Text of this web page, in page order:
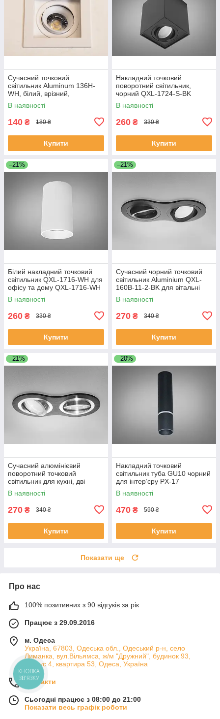
Сучасний точковий
світильник Aluminum 136H-
WH, білий, врізний,
поворотний 136H-WH
В наявності
140 ₴ 180 ₴
Купити
Накладний точковий
поворотний світильник,
чорний QXL-1724-S-BK
В наявності
260 ₴ 330 ₴
Купити
–21%
Білий накладний точковий
світильник QXL-1716-WH для
офісу та дому QXL-1716-WH
В наявності
260 ₴ 330 ₴
Купити
–21%
Сучасний чорний точковий
світильник Aluminium QXL-
160B-11-2-BK для вітальні
QXL-160B-11-2-BK
В наявності
270 ₴ 340 ₴
Купити
–21%
Сучасний алюмінієвий
поворотний точковий
світильник для кухні, дві
лампи QXL-160B-11-2-BK+SL
В наявності
270 ₴ 340 ₴
Купити
–20%
Накладний точковий
світильник туба GU10 чорний
для інтер’єру PX-17
В наявності
470 ₴ 590 ₴
Купити
Показати ще
Про нас
100% позитивних з 90 відгуків за рік
Працює з 29.09.2016
м. Одеса
Україна, 67803, Одеська обл., Одеський р-н, село
Лиманка, вул.Вільямса, ж/м "Дружний", будинок 93,
корпус 4, квартира 53, Одеса, Україна
Контакти
Сьогодні працює з 08:00 до 21:00
Показати весь графік роботи
КНОПКА
ЗВ'ЯЗКУ